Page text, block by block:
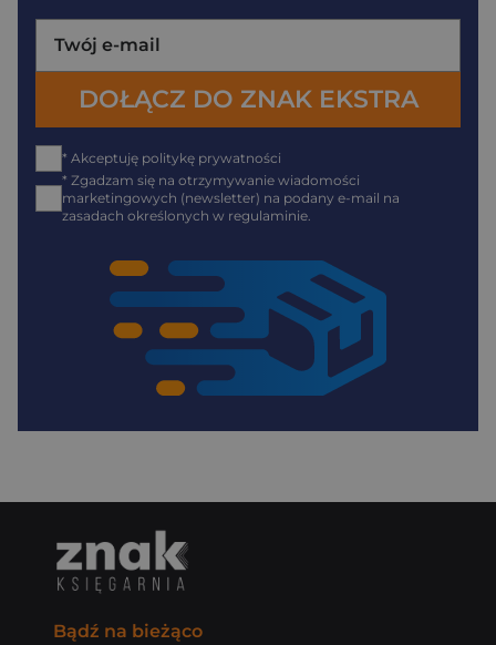
* Akceptuję politykę prywatności
* Zgadzam się na otrzymywanie wiadomości
marketingowych (newsletter) na podany e-mail na
zasadach określonych w regulaminie.
Bądź na bieżąco